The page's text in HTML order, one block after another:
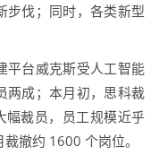
步伐；同时，各类新型
台威克斯受人工智能
两成；本月初，思科裁
幅裁员，员工规模近乎
撤约 1600 个岗位。